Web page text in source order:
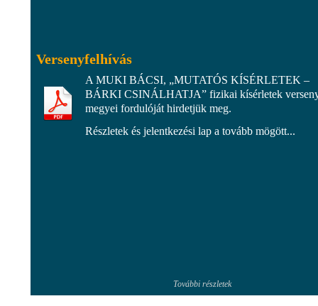
Versenyfelhívás
A MUKI BÁCSI, „MUTATÓS KÍSÉRLETEK –
BÁRKI CSINÁLHATJA” fizikai kísérletek
megyei fordulóját hirdetjük meg.
Részletek és jelentkezési lap a tovább mögött...
További részletek